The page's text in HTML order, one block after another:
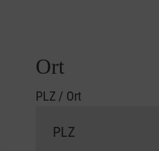
Ort
PLZ / Ort